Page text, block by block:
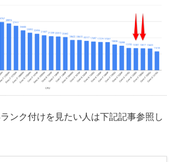
ンク付けを見たい人は下記記事参照し